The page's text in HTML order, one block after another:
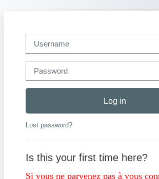
Log in
Lost password?
Is this your first time here?
Si vous ne parvenez pas à vous